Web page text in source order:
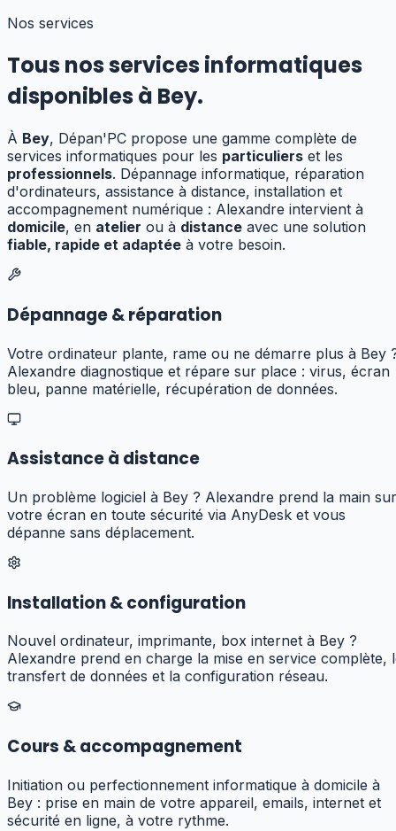
Nos services
Tous nos services informatiques
disponibles à Bey.
À Bey, Dépan'PC propose une gamme complète de
services informatiques pour les particuliers et les
professionnels. Dépannage informatique, réparation
d'ordinateurs, assistance à distance, installation et
accompagnement numérique : Alexandre intervient à
domicile, en atelier ou à distance avec une solution
fiable, rapide et adaptée à votre besoin.
Dépannage & réparation
Votre ordinateur plante, rame ou ne démarre plus à Bey
Alexandre diagnostique et répare sur place : virus, écran
bleu, panne matérielle, récupération de données.
Assistance à distance
Un problème logiciel à Bey ? Alexandre prend la main sur
votre écran en toute sécurité via AnyDesk et vous
dépanne sans déplacement.
Installation & configuration
Nouvel ordinateur, imprimante, box internet à Bey ?
Alexandre prend en charge la mise en service complète,
transfert de données et la configuration réseau.
Cours & accompagnement
Initiation ou perfectionnement informatique à domicile à
Bey : prise en main de votre appareil, emails, internet et
sécurité en ligne, à votre rythme.